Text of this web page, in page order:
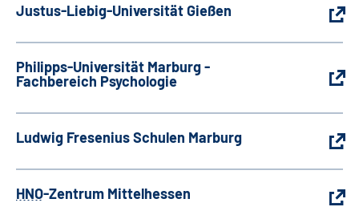
Justus-Liebig-Universität Gießen
Philipps-Universität Marburg -
Fachbereich Psychologie
Ludwig Fresenius Schulen Marburg
HNO-Zentrum Mittelhessen